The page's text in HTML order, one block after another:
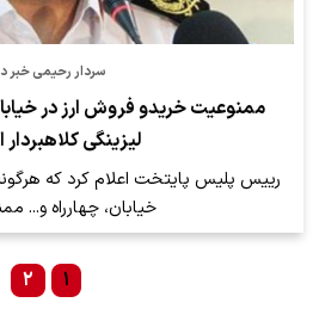
سردار رحیمی خبر
لیزینگی
رییس پلیس پایتخت اعلام کرد که
خیابان، چهارراه و...
۱ ۲